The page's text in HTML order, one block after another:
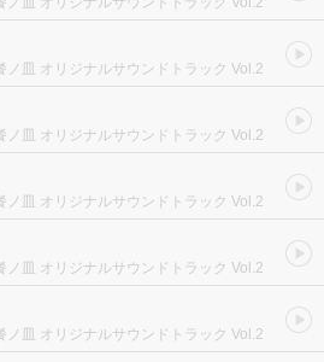
ノ皿 オリジナルサウンドトラック Vol.2
ノ皿 オリジナルサウンドトラック Vol.2
ノ皿 オリジナルサウンドトラック Vol.2
ノ皿 オリジナルサウンドトラック Vol.2
ノ皿 オリジナルサウンドトラック Vol.2